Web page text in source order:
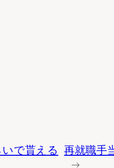
で貰える 再就職手
→